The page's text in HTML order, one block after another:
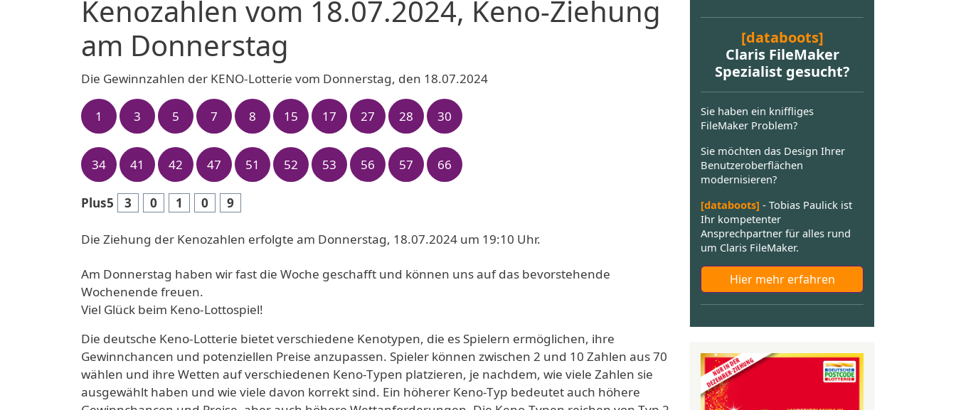
Kenozahlen vom 18.07.2024, Keno-Ziehung
am Donnerstag
Die Gewinnzahlen der KENO-Lotterie vom Donnerstag, den 18.07.2024
1 3 5 7 8 15 17 27 28 30
34 41 42 47 51 52 53 56 57 66
Plus5 3 0 1 0 9
Die Ziehung der Kenozahlen erfolgte am Donnerstag, 18.07.2024 um 19:10 Uhr.
Am Donnerstag haben wir fast die Woche geschafft und können uns auf das bevorstehende
Wochenende freuen.
Viel Glück beim Keno-Lottospiel!
Die deutsche Keno-Lotterie bietet verschiedene Kenotypen, die es Spielern ermöglichen, ihre
Gewinnchancen und potenziellen Preise anzupassen. Spieler können zwischen 2 und 10 Zahlen aus 70
wählen und ihre Wetten auf verschiedenen Keno-Typen platzieren, je nachdem, wie viele Zahlen sie
ausgewählt haben und wie viele davon korrekt sind. Ein höherer Keno-Typ bedeutet auch höhere
[databoots]
Claris FileMaker
Spezialist gesucht?
Sie haben ein kniffliges
FileMaker Problem?
Sie möchten das Design Ihrer
Benutzeroberflächen
modernisieren?
[databoots] - Tobias Paulick ist
Ihr kompetenter
Ansprechpartner für alles rund
um Claris FileMaker.
Hier mehr erfahren